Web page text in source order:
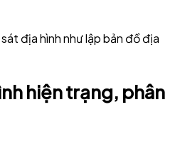
địa hình như lập bản đồ địa
hiện trạng, phân